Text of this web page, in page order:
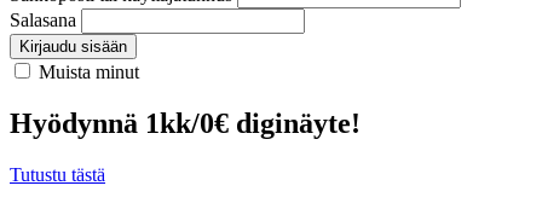
Salasana
Kirjaudu sisään
Muista minut
Hyödynnä 1kk/0€ diginäyte!
Tutustu tästä